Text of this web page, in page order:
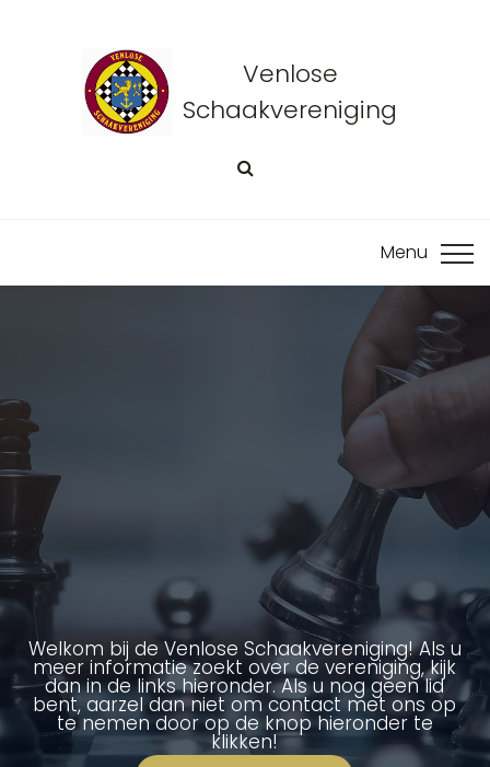
Venlose
Schaakvereniging
Welkom bij de Venlose Schaakvereniging! Als u
meer informatie zoekt over de vereniging, kijk
dan in de links hieronder. Als u nog geen lid
bent, aarzel dan niet om contact met ons op
te nemen door op de knop hieronder te
klikken!